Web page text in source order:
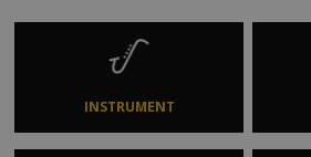
INSTRUMENT